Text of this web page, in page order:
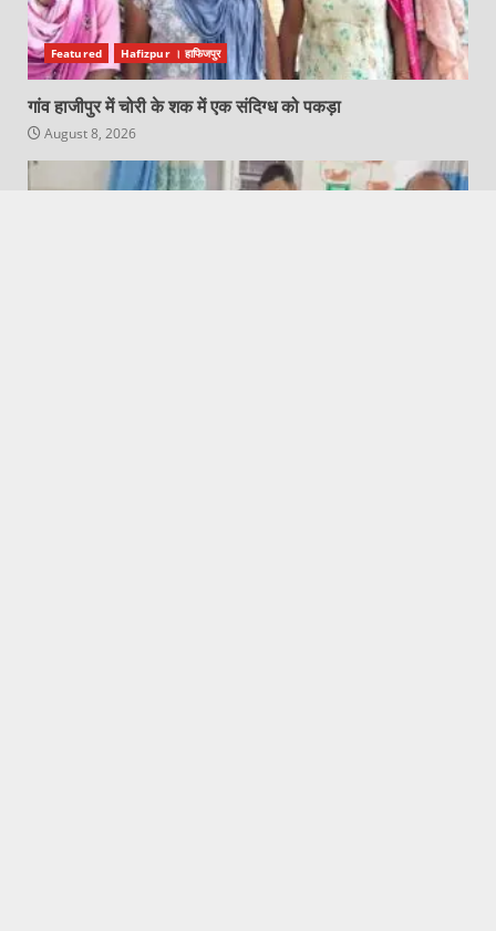
Featured Hafizpur । हाफिजपुर
गांव हाजीपुर में चोरी के शक में एक संदिग्ध को पकड़ा
August 8, 2026